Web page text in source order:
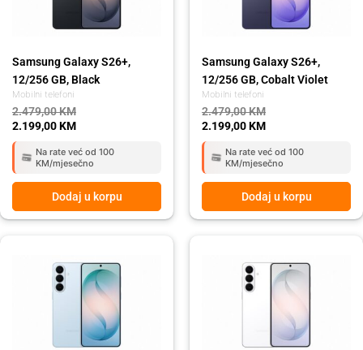
Mobilni telefoni
Samsung Galaxy S26+,
12/256 GB, Black
2.479,00KM
2.199,00KM
Na rate već od 100
KM/mjesečno
Dodaj u korpu
Mobilni telefoni
Samsung Galaxy S26+,
12/256 GB, Cobalt Violet
2.479,00KM
2.199,00KM
Na rate već od 100
KM/mjesečno
Dodaj u korpu
2.479,00 KM.
2.199,00 KM.
2.479,00 KM.
2.199,00 KM.